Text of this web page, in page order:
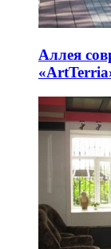
Аллея